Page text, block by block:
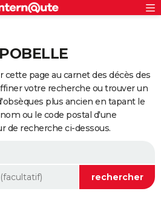
page au carnet des décès des
votre recherche ou trouver un
plus ancien en tapant le
ou le code postal d'une
de recherche ci-dessous.